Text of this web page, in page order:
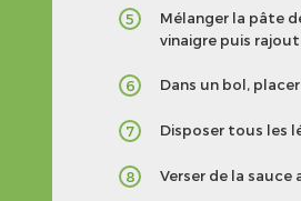
5
Mélanger la pâte
vinaigre puis
6 Dans un bol,
7 Disposer tous les
8 Verser de la